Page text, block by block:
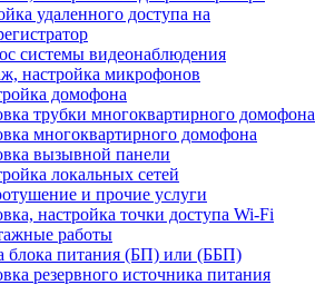
удаленного доступа на
системы видеонаблюдения
настройка микрофонов
домофона
трубки многоквартирного домофона
многоквартирного домофона
вызывной панели
локальных сетей
и прочие услуги
настройка точки доступа Wi-Fi
работы
блока питания (БП) или (ББП)
резервного источника питания